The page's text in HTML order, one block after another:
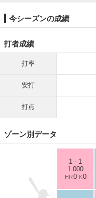
今シーズンの成績
打者成績
打率
安打
打点
ゾーン別データ
1 - 1
1.000
HR0 K0